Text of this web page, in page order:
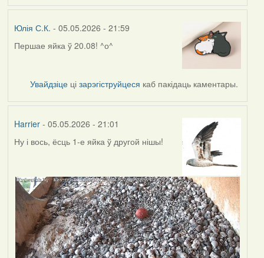
Юлія С.К. - 05.05.2026 - 21:59
Першае яйка ў 20.08! ^о^
Увайдзіце цізарэгіструйцеся каб пакідаць каментары.
Harrier- 05.05.2026 - 21:01
Ну і вось, ёсць 1-е яйка ў другой нішы!